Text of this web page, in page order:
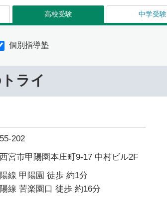
高校受験 中学受験
個別指導塾
ライ
202
宮市甲陽園本庄町9-17 中村ビル2F
線 甲陽園 徒歩 約1分
線 苦楽園口 徒歩 約16分